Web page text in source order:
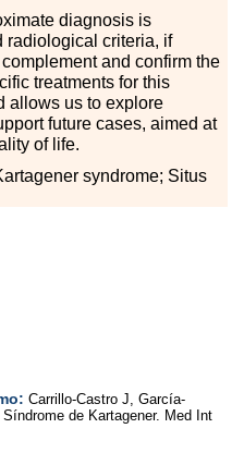
diagnosis is
radiological criteria, if
and confirm the
treatments for this
allows us to explore
future cases, aimed at
of life.
syndrome; Situs
Carrillo-Castro J, García-
de Kartagener. Med Int